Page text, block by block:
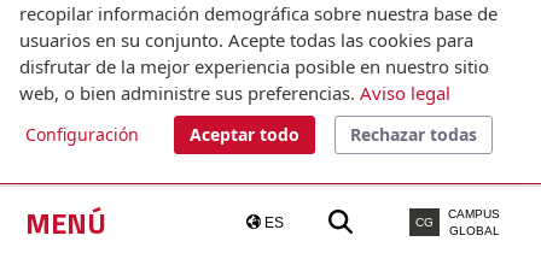
MENÚ ES CG
CAMPUS
GLOBAL
© Universitat Pompeu Fabra
Barcelona
T.(+34) 93 542 20 00
recopilar información demográfica sobre nuestra base de
usuarios en su conjunto. Acepte todas las cookies para
disfrutar de la mejor experiencia posible en nuestro sitio
web, o bien administre sus preferencias. Aviso legal
Configuración Aceptar todo Rechazar todas